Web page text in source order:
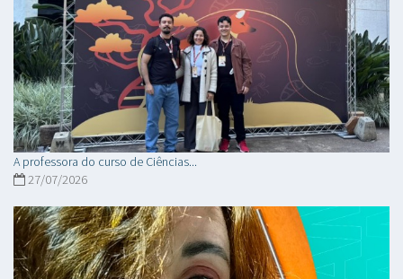
A professora do curso de Ciências...
27/07/2026